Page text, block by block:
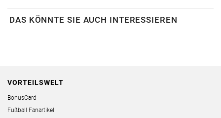
DAS KÖNNTE SIE AUCH INTERESSIEREN
VORTEILSWELT
BonusCard
Fußball Fanartikel